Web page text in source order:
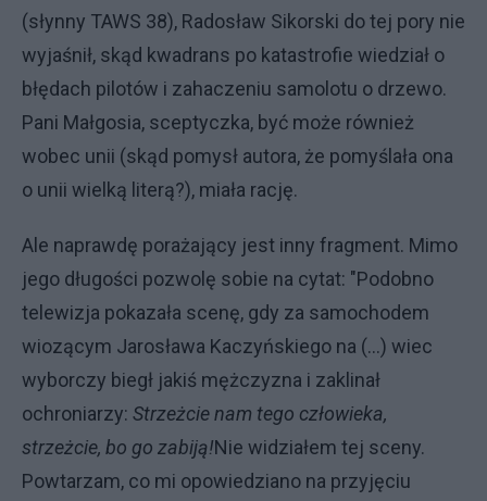
(słynny TAWS 38), Radosław Sikorski do tej pory nie
wyjaśnił, skąd kwadrans po katastrofie wiedział o
błędach pilotów i zahaczeniu samolotu o drzewo.
Pani Małgosia, sceptyczka, być może również
wobec unii (skąd pomysł autora, że pomyślała ona
o unii wielką literą?), miała rację.
Ale naprawdę porażający jest inny fragment. Mimo
jego długości pozwolę sobie na cytat: "Podobno
telewizja pokazała scenę, gdy za samochodem
wiozącym Jarosława Kaczyńskiego na (...) wiec
wyborczy biegł jakiś mężczyzna i zaklinał
ochroniarzy: Strzeżcie nam tego człowieka,
strzeżcie, bo go zabiją!Nie widziałem tej sceny.
Powtarzam, co mi opowiedziano na przyjęciu